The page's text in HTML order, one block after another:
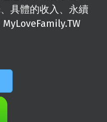
具體的收入、永續